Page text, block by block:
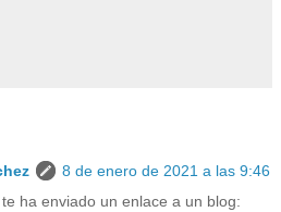
8 de enero de 2021 a las 9:46
ha enviado un enlace a un blog: